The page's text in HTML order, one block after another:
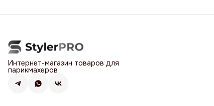
Интернет-магазин товаров для
парикмахеров